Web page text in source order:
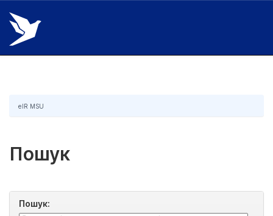
Skip
navigation
eIR MSU
Пошук
Пошук: